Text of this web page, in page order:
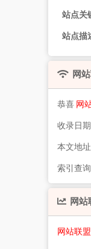
站点关
站点描
网
恭喜 网
收录日
本文地
索引查询
网站
网站联